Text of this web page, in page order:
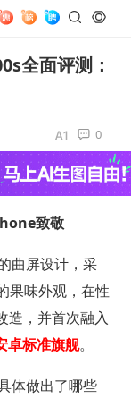
全面评测：
0
致敬
曲屏设计，采
果味外观，在性
造，并首次融入
卓标准旗舰。
体做出了哪些